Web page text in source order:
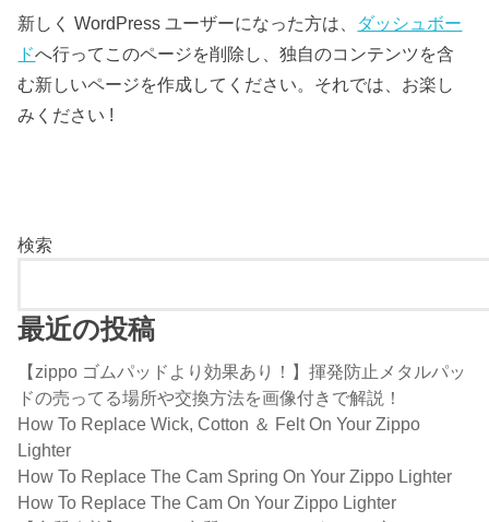
新しく WordPress ユーザーになった方は、 ダッシュボー
ドへ行ってこのページを削除し、独自のコンテンツを含
む新しいページを作成してください。それでは、お楽し
みください !
検索
最近の投稿
【zippo ゴムパッドより効果あり！】揮発防止メタルパッ
ドの売ってる場所や交換方法を画像付きで解説！
How To Replace Wick, Cotton ＆ Felt On Your Zippo
Lighter
How To Replace The Cam Spring On Your Zippo Lighter
How To Replace The Cam On Your Zippo Lighter